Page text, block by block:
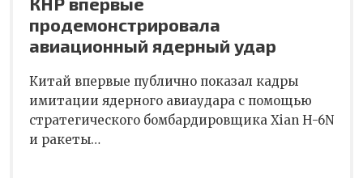
продемонстрировала
авиационный ядерный удар
Китай впервые публично показал кадры
имитации ядерного авиаудара с помощью
стратегического бомбардировщика Xian H-6N
и ракеты…